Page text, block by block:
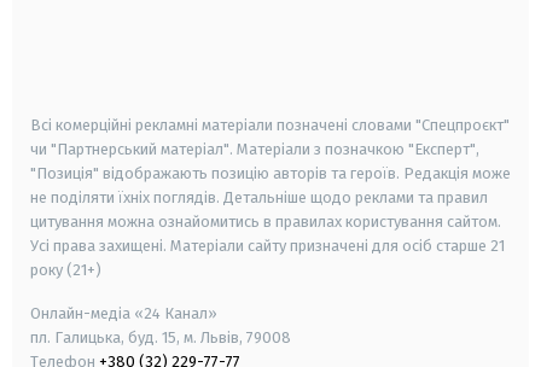
Всі комерційні рекламні матеріали позначені словами "Спецпроєкт"
чи "Партнерський матеріал". Матеріали з позначкою "Експерт",
"Позиція" відображають позицію авторів та героїв. Редакція може
не поділяти їхніх поглядів. Детальніше щодо реклами та правил
цитування можна ознайомитись в правилах користування сайтом.
Усі права захищені. Матеріали сайту призначені для осіб старше 21
року (21+)
Онлайн-медіа «24 Канал»
пл. Галицька, буд. 15, м. Львів, 79008
Телефон +380 (32) 229-77-77